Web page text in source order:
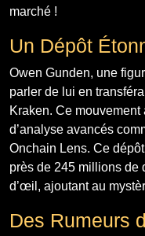
marché !
Un Dépôt
Owen Gunden, une
parler de lui en
Kraken. Ce
d’analyse avancés
Onchain Lens. Ce
près de 245 millions de
d’œil, ajoutant au
Des Rumeurs